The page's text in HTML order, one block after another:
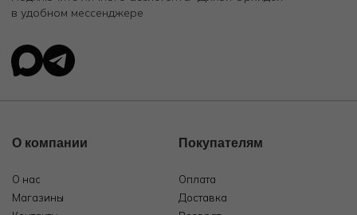
в удобном мессенджере
О компании
О нас
Магазины
Покупателям
Оплата
Доставка